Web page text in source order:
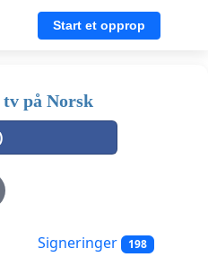
Start et opprop
på Norsk
Signeringer 198